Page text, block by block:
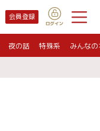
会員登録
夜の話 特殊系 みんな